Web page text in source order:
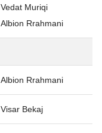
Vedat Muriqi
Albion Rrahmani
Albion Rrahmani
Visar Bekaj